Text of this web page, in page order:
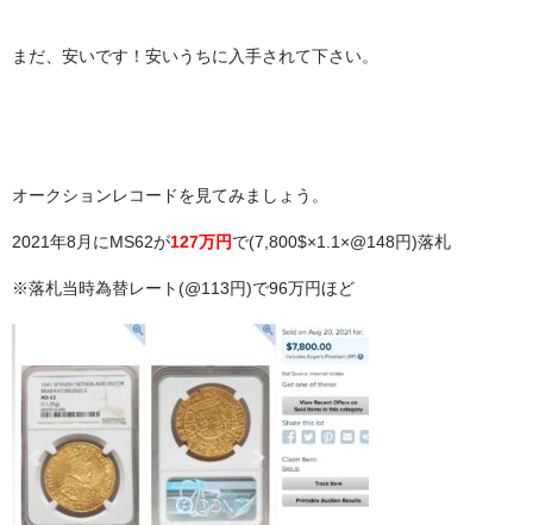
まだ、安いです！安いうちに入手されて下さい。
オークションレコードを見てみましょう。
2021年8月にMS62が127万円で(7,800$×1.1×@148円)落札
※落札当時為替レート(@113円)で96万円ほど